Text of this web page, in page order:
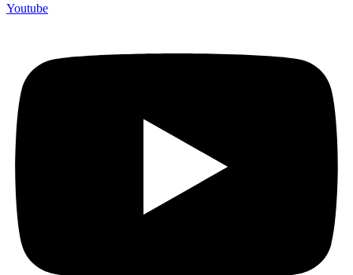
Youtube